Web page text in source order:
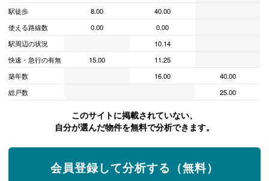
駅徒歩
8.00
40.00
使える路線数
0.00
0.00
駅周辺の状況
10.14
快速・急行の有無
15.00
11.25
築年数
16.00
40.00
総戸数
25.00
このサイトに掲載されていない、
自分が選んだ物件を無料で分析できます。
会員登録して分析する（無料）